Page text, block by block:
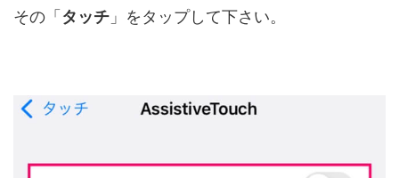
その「 タッチ 」をタップして下さい。